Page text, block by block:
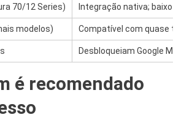
70/12 Series) Integração nativa; baixo
modelos) Compatível com quase
Desbloqueiam Google
é recomendado